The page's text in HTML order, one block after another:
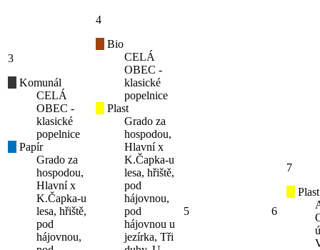
3
Komunál
CELÁ
OBEC -
klasické
popelnice
Papír
Grado za
hospodou,
Hlavní x
K.Čapka-u
lesa, hřiště,
pod
hájovnou,
4
Bio
CELÁ
OBEC -
klasické
popelnice
Plast
Grado za
hospodou,
Hlavní x
K.Čapka-u
lesa, hřiště,
pod
hájovnou,
pod
hájovnou u
jezírka, Tři
5 6
7
Plast